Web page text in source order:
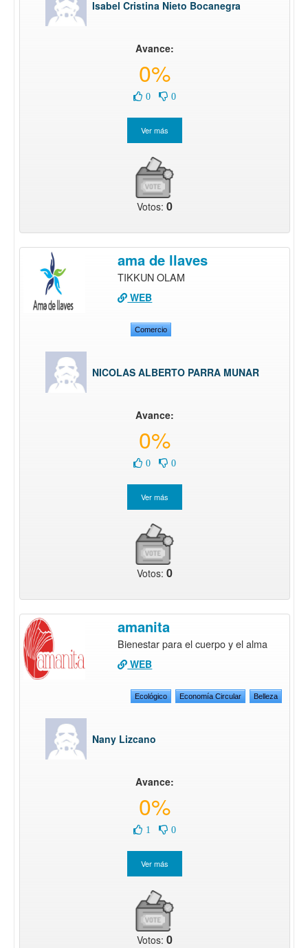
Isabel Cristina Nieto Bocanegra
Avance:
0%
0 0
Votos: 0
ama de llaves
TIKKUN OLAM
WEB
Comercio
NICOLAS ALBERTO PARRA MUNAR
Avance:
0%
0 0
Votos: 0
amanita
Bienestar para el cuerpo y el alma
WEB
Ecológico Economía Circular Belleza
Nany Lizcano
Avance:
0%
1 0
Votos: 0